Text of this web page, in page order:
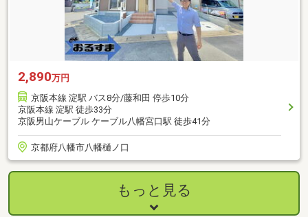
2,890万円
京阪本線 淀駅 バス8分/藤和田 停歩10分
京阪本線 淀駅 徒歩33分
京阪男山ケーブル ケーブル八幡宮口駅 徒歩41分
京都府八幡市八幡樋ノ口
もっと見る